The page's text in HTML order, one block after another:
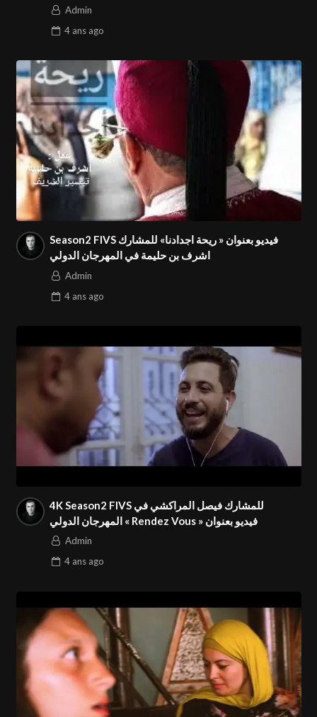
Admin
4 ans ago
Season2 FIVS فيديو بعنوان « ريحة اجدادنا» للمشارك
اشرف بن حليمة في المهرجان الدولي
Admin
4 ans ago
4K Season2 FIVS للمشارك فيصل المراكشي في
المهرجان الدولي « Rendez Vous » فيديو بعنوان
Admin
4 ans ago